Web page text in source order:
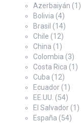
Azerbaiyán (1)
Bolivia (4)
Brasil (14)
Chile (12)
China (1)
Colombia (3)
Costa Rica (1)
Cuba (12)
Ecuador (1)
EE.UU. (54)
El Salvador (1)
España (54)